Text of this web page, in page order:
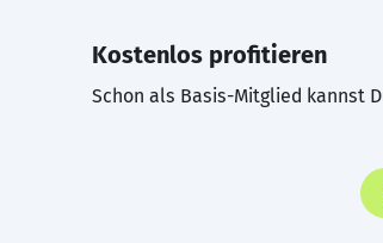
Kostenlos profitieren
Schon als Basis-Mitglied kannst